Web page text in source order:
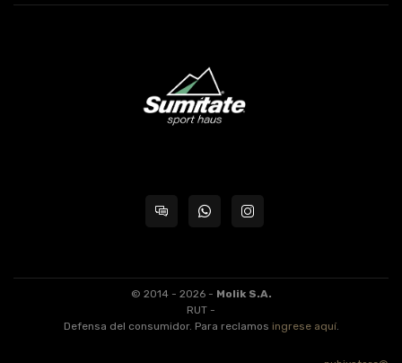
© 2014 - 2026 - Molik S.A.
RUT -
Defensa del consumidor. Para reclamos ingrese aquí.